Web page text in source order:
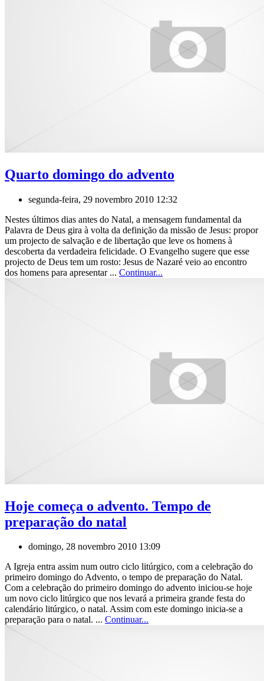
Quarto domingo do advento
segunda-feira, 29 novembro 2010 12:32
Nestes últimos dias antes do Natal, a mensagem fundamental da
Palavra de Deus gira à volta da definição da missão de Jesus: propor
um projecto de salvação e de libertação que leve os homens à
descoberta da verdadeira felicidade. O Evangelho sugere que esse
projecto de Deus tem um rosto: Jesus de Nazaré veio ao encontro
dos homens para apresentar ... Continuar...
Hoje começa o advento. Tempo de
preparação do natal
domingo, 28 novembro 2010 13:09
A Igreja entra assim num outro ciclo litúrgico, com a celebração do
primeiro domingo do Advento, o tempo de preparação do Natal.
Com a celebração do primeiro domingo do advento iniciou-se hoje
um novo ciclo litúrgico que nos levará a primeira grande festa do
calendário litúrgico, o natal. Assim com este domingo inicia-se a
preparação para o natal. ... Continuar...